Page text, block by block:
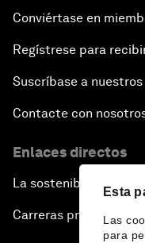
Esta
Las
para
Conviértase en
Regístrese para
Suscríbase a
Contacte con
Enlaces directos
La sostenibilidad en el
Carreras profesionales